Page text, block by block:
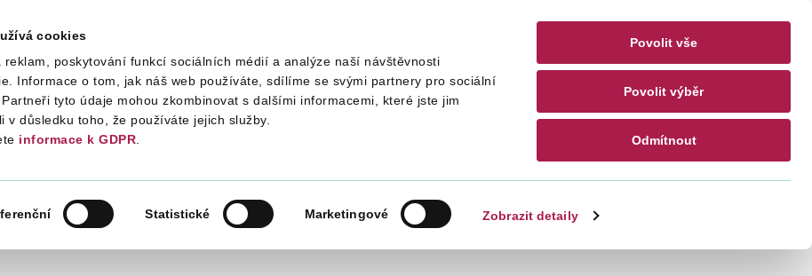
cookies
reklam, poskytování funkcí sociálních médií a analýze naší návštěvnosti
Informace o tom, jak náš web používáte, sdílíme se svými partnery pro sociální
tyto údaje mohou zkombinovat s dalšími informacemi, které jste jim
v důsledku toho, že používáte jejich služby.
informace k GDPR.
Statistické Marketingové Zobrazit detaily
Povolit vše
Povolit výběr
Odmítnout
Daně Mezinárodní spolupráce Kontakty CZ EN
ÚZEMNÍ PRACOVIŠTĚ V LOUNECH